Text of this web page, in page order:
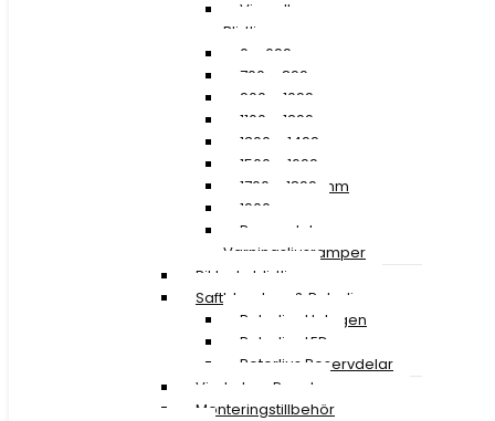
Visa alla
Blixtljusramper
0 – 699 mm
700 – 899 mm
900 – 1099 mm
1100 – 1299 mm
1300 – 1499 mm
1500 – 1699 mm
1700 – 1899 mm
1900 mm »
Reservdelar
Varningsljusramper
Riktade blixtljus
Saftblandare & Rotorljus
Rotorljus Halogen
Rotorljus LED
Rotorljus Reservdelar
Vindruta – Panel
Monteringstillbehör